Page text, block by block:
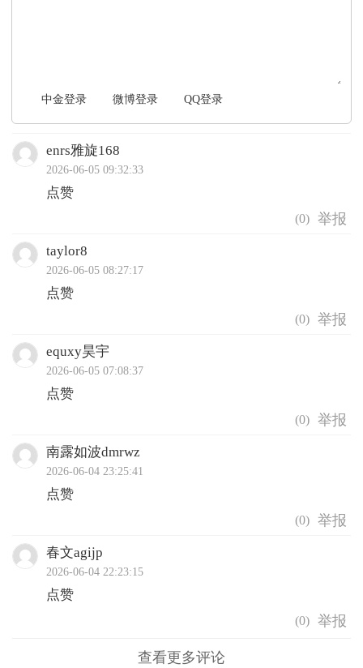
中金登录 微博登录 QQ登录
enrs雅旋168
2026-06-05 09:32:33
点赞
(0)
taylor8
2026-06-05 08:27:17
点赞
(0)
equxy昊宇
2026-06-05 07:08:37
点赞
(0)
南露如波dmrwz
2026-06-04 23:25:41
点赞
(0)
春文agijp
2026-06-04 22:23:15
点赞
(0)
查看更多评论